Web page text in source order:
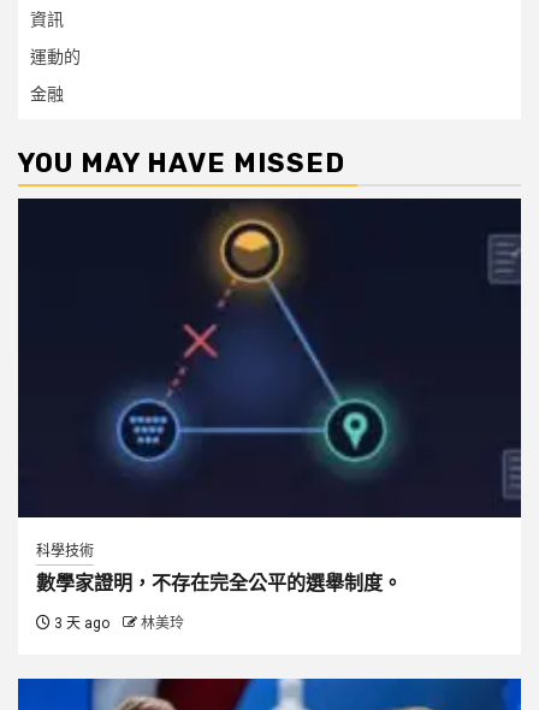
資訊
運動的
金融
YOU MAY HAVE MISSED
科學技術
數學家證明，不存在完全公平的選舉制度。
3 天 ago 林美玲